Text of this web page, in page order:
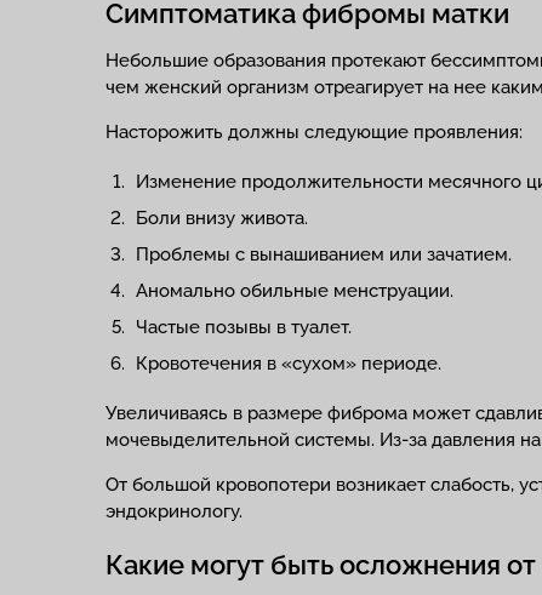
Симптоматика фибромы матки
Небольшие образования протекают
чем женский организм отреагирует на нее
Насторожить должны следующие проявления:
Изменение продолжительности месячного
Боли внизу живота.
Проблемы с вынашиванием или зачатием.
Аномально обильные менструации.
Частые позывы в туалет.
Кровотечения в «сухом» периоде.
Увеличиваясь в размере фиброма может
мочевыделительной системы. Из-за давления
От большой кровопотери возникает слабость,
эндокринологу.
Какие могут быть осложнения